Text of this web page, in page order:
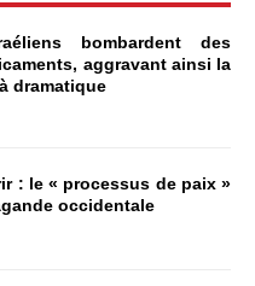
bombardent des
aggravant ainsi la
dramatique
: le « processus de paix »
occidentale